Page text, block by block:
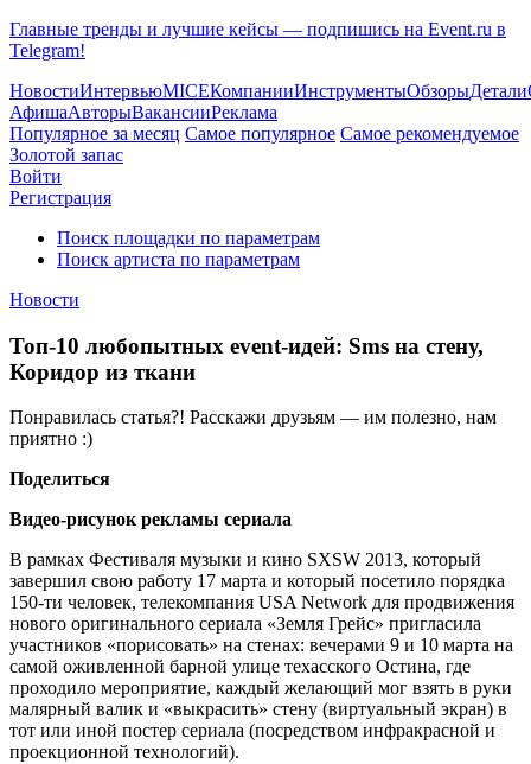
Главные тренды и лучшие кейсы — подпишись на Event.ru в
Telegram!
НовостиИнтервьюMICEКомпанииИнструментыОбзорыДетали
АфишаАвторыВакансииРеклама
Популярное за месяц Самое популярное Самое рекомендуемое
Золотой запас
Войти
Регистрация
Поиск площадки по параметрам
Поиск артиста по параметрам
Новости
Топ-10 любопытных event-идей: Sms на стену,
Коридор из ткани
Понравилась статья?! Расскажи друзьям — им полезно, нам
приятно :)
Поделиться
Видео-рисунок рекламы сериала
В рамках Фестиваля музыки и кино SXSW 2013, который
завершил свою работу 17 марта и который посетило порядка
150-ти человек, телекомпания USA Network для продвижения
нового оригинального сериала «Земля Грейс» пригласила
участников «порисовать» на стенах: вечерами 9 и 10 марта на
самой оживленной барной улице техасского Остина, где
проходило мероприятие, каждый желающий мог взять в руки
малярный валик и «выкрасить» стену (виртуальный экран) в
тот или иной постер сериала (посредством инфракрасной и
проекционной технологий).